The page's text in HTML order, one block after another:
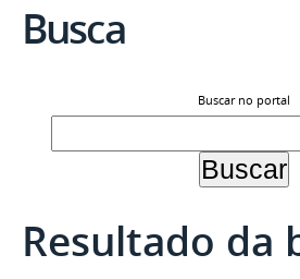
Busca
Buscar no portal
Resultado da